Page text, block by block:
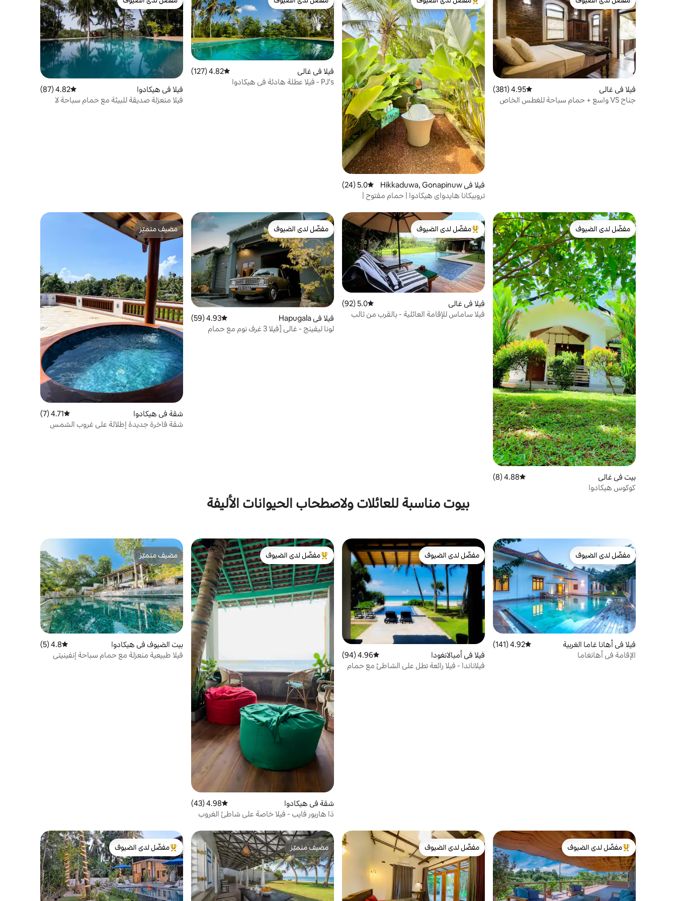
مفضّل لدى الضيوف
فيلا في غالي متوسط التقييم 4.95 من 5، 381 مراجعات
4.95 (381)
جناح VS واسع + حمام سباحة للغطس الخاص
من أبرز البيوت المفضّلة لدى الضيوف
فيلا في Hikkaduwa, Gonapinuw
ala
متوسط التقييم 5.0 من 5، 24 مراجعات
5.0 (24)
تروبيكانا هايدواي هيكادوا | حمام مفتوح |
مفضّل لدى الضيوف
فيلا في غالي متوسط التقييم 4.82 من 5، 127 مراجعات
4.82 (127)
PJ's - فيلا عطلة هادئة في هيكادوا
مفضّل لدى الضيوف
فيلا في هيكادوا متوسط التقييم 4.82 من 5، 87 مراجعات
4.82 (87)
فيلا منعزلة صديقة للبيئة مع حمام سباحة لا
مفضّل لدى الضيوف
مفضّل لدى الضيوف
بيت في غالي متوسط التقييم 4.88 من 5، 8 مراجعات
4.88 (8)
كوكوس هيكادوا
من أبرز البيوت المفضّلة لدى الضيوف
مفضّل لدى الضيوف
فيلا في غالي متوسط التقييم 5.0 من 5، 92 مراجعات
5.0 (92)
فيلا ساماس للإقامة العائلية - بالقرب من ثالب
مفضّل لدى الضيوف
مفضّل لدى الضيوف
فيلا في Hapugala متوسط التقييم 4.93 من 5، 59 مراجعات
4.93 (59)
لونا ليفينج - غالي [فيلا 3 غرف نوم مع حمام
مضيف متميّز
مضيف متميّز
شقة في هيكادوا متوسط التقييم 4.71 من 5، 7 مراجعات
4.71 (7)
شقة فاخرة جديدة إطلالة على غروب الشمس
بيوت مناسبة للعائلات ولاصطحاب الحيوانات الأليفة
مفضّل لدى الضيوف
مفضّل لدى الضيوف
فيلا في أهانا غاما الغربية متوسط التقييم 4.92 من 5، 141 مراجعات
4.92 (141)
الإقامة في أهانغاما
مفضّل لدى الضيوف
مفضّل لدى الضيوف
فيلا في أمبالانغودا متوسط التقييم 4.96 من 5، 94 مراجعات
4.96 (94)
فيلاناندا - فيلا رائعة تطل على الشاطئ مع حمام
من أبرز البيوت المفضّلة لدى الضيوف
مفضّل لدى الضيوف
شقة في هيكادوا متوسط التقييم 4.98 من 5، 43 مراجعات
4.98 (43)
ذا هاربور فايب - فيلا خاصة على شاطئ الغروب
مضيف متميّز
مضيف متميّز
بيت الضيوف في هيكادوا متوسط التقييم 4.8 من 5، 5 مراجعات
4.8 (5)
فيلا طبيعية منعزلة مع حمام سباحة إنفينيتي
من أبرز البيوت المفضّلة لدى الضيوف
مفضّل لدى الضيوف
مفضّل لدى الضيوف
مفضّل لدى الضيوف
مضيف متميّز
مضيف متميّز
من أبرز البيوت المفضّلة لدى الضيوف
مفضّل لدى الضيوف